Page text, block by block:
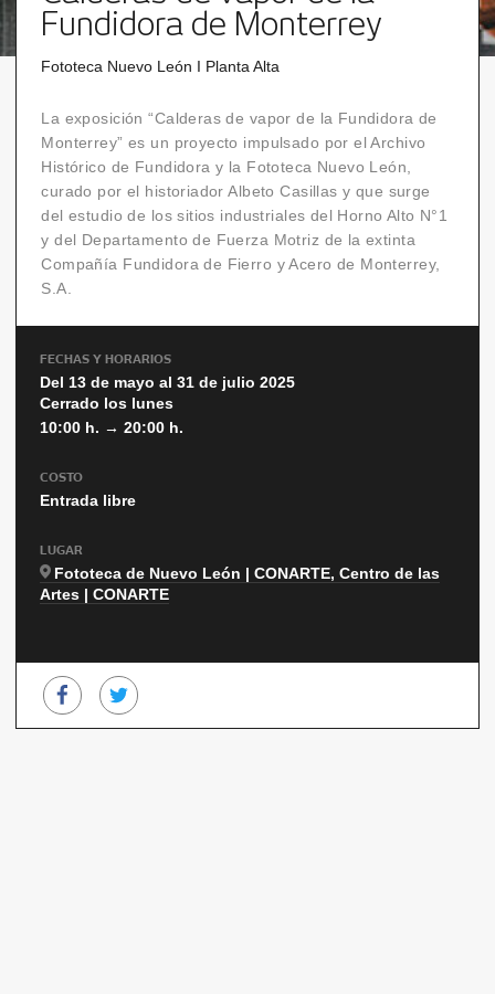
Fundidora de Monterrey
Fototeca Nuevo León I Planta Alta
La exposición “Calderas de vapor de la Fundidora de
Monterrey” es un proyecto impulsado por el Archivo
Histórico de Fundidora y la Fototeca Nuevo León,
curado por el historiador Albeto Casillas y que surge
del estudio de los sitios industriales del Horno Alto N°1
y del Departamento de Fuerza Motriz de la extinta
Compañía Fundidora de Fierro y Acero de Monterrey,
S.A.
FECHAS Y HORARIOS
Del 13 de mayo al 31 de julio 2025
Cerrado los lunes
10:00 h. → 20:00 h.
COSTO
Entrada libre
LUGAR
Fototeca de Nuevo León | CONARTE, Centro de las
Artes | CONARTE